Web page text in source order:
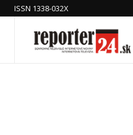
ISSN 1338-032X